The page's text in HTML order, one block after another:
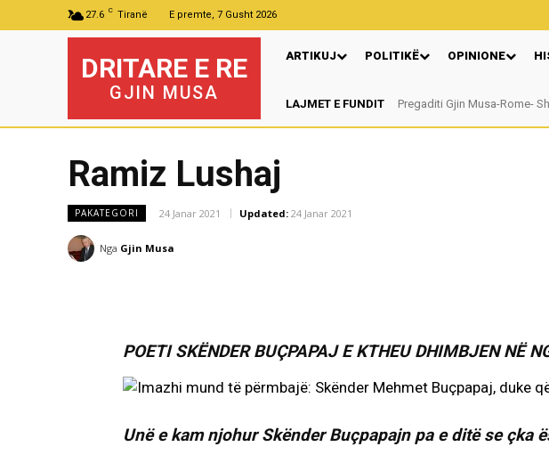
27.6 C Tiranë E premte, 7 Gusht 2026
DRITARE E RE
GJIN MUSA
ARTIKUJ POLITIKË OPINIONE
LAJMET E FUNDIT Pregaditi Gjin Musa-Rome-
Nga: Ndue Dedaj
Ramiz Lushaj
PAKATEGORI 24 Janar 2021 Updated: 24 Janar 2021
Nga Gjin Musa
POETI SKËNDER BUÇPAPAJ E KTHEU DHIMBJEN NË
Unë e kam njohur Skënder Buçpapajn pa e ditë se çka